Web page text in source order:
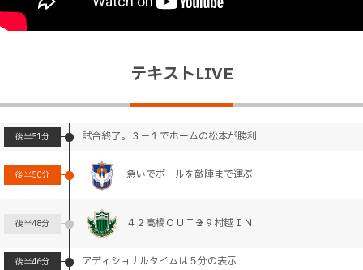
テキストLIVE
後半51分 試合終了。３－１でホームの松本が勝利
後半50分 急いでボールを敵陣まで運ぶ
後半48分 ４２高橋ＯＵＴ→２９村越ＩＮ
後半46分 アディショナルタイムは５分の表示